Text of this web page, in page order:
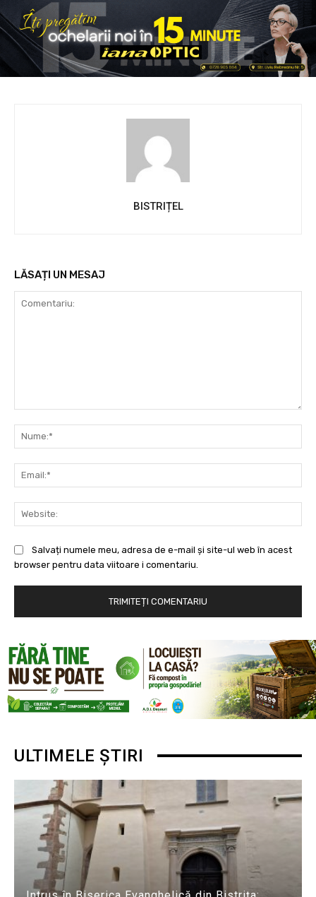
BISTRIȚEL
LĂSAȚI UN MESAJ
Salvați numele meu, adresa de e-mail și site-ul web în acest
browser pentru data viitoare i comentariu.
ULTIMELE ȘTIRI